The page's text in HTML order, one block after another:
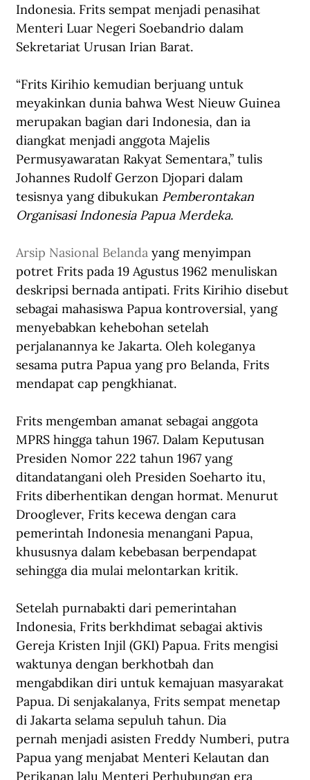
Indonesia. Frits sempat menjadi penasihat
Menteri Luar Negeri Soebandrio dalam
Sekretariat Urusan Irian Barat.
“Frits Kirihio kemudian berjuang untuk
meyakinkan dunia bahwa West Nieuw Guinea
merupakan bagian dari Indonesia, dan ia
diangkat menjadi anggota Majelis
Permusyawaratan Rakyat Sementara,” tulis
Johannes Rudolf Gerzon Djopari dalam
tesisnya yang dibukukan Pemberontakan
Organisasi Indonesia Papua Merdeka.
Arsip Nasional Belanda yang menyimpan
potret Frits pada 19 Agustus 1962 menuliskan
deskripsi bernada antipati. Frits Kirihio disebut
sebagai mahasiswa Papua kontroversial, yang
menyebabkan kehebohan setelah
perjalanannya ke Jakarta. Oleh koleganya
sesama putra Papua yang pro Belanda, Frits
mendapat cap pengkhianat.
Frits mengemban amanat sebagai anggota
MPRS hingga tahun 1967. Dalam Keputusan
Presiden Nomor 222 tahun 1967 yang
ditandatangani oleh Presiden Soeharto itu,
Frits diberhentikan dengan hormat. Menurut
Drooglever, Frits kecewa dengan cara
pemerintah Indonesia menangani Papua,
khususnya dalam kebebasan berpendapat
sehingga dia mulai melontarkan kritik.
Setelah purnabakti dari pemerintahan
Indonesia, Frits berkhdimat sebagai aktivis
Gereja Kristen Injil (GKI) Papua. Frits mengisi
waktunya dengan berkhotbah dan
mengabdikan diri untuk kemajuan masyarakat
Papua. Di senjakalanya, Frits sempat menetap
di Jakarta selama sepuluh tahun. Dia
pernah menjadi asisten Freddy Numberi, putra
Papua yang menjabat Menteri Kelautan dan
Perikanan lalu Menteri Perhubungan era